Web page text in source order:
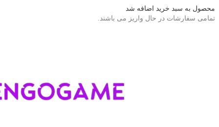
محصول به سبد خرید اضافه شد
تمامی سفارشات در حال واریز می باشند.